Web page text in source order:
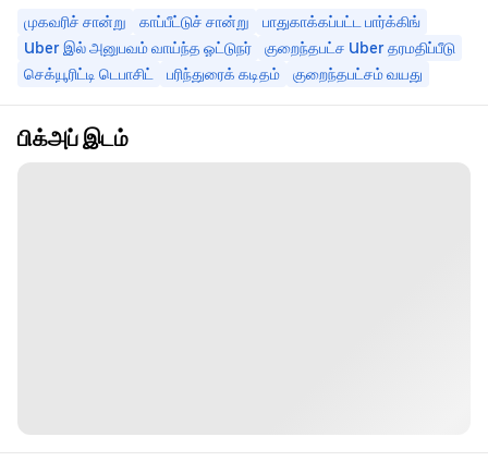
முகவரிச் சான்று காப்பீட்டுச் சான்று
பாதுகாக்கப்பட்ட பார்க்கிங்
Uber இல் அனுபவம் வாய்ந்த ஓட்டுநர்
குறைந்தபட்ச Uber தரமதிப்பீடு
செக்யூரிட்டி டெபாசிட்
பரிந்துரைக் கடிதம் குறைந்தபட்சம் வயது
பிக்அப் இடம்